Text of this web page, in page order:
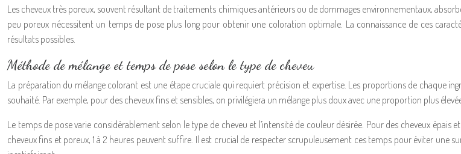
Les cheveux très poreux, souvent résultant de traitements chimiques antérieurs ou de dommages environnementaux,
peu poreux nécessitent un temps de pose plus long pour obtenir une coloration optimale. La connaissance de ces
résultats possibles.
Méthode de mélange et temps de pose selon le type de cheveu
La préparation du mélange colorant est une étape cruciale qui requiert précision et expertise. Les proportions de chaque
souhaité. Par exemple, pour des cheveux fins et sensibles, on privilégiera un mélange plus doux avec une proportion plus
Le temps de pose varie considérablement selon le type de cheveu et l’intensité de couleur désirée. Pour des cheveux
cheveux fins et poreux, 1 à 2 heures peuvent suffire. Il est crucial de respecter scrupuleusement ces temps pour éviter